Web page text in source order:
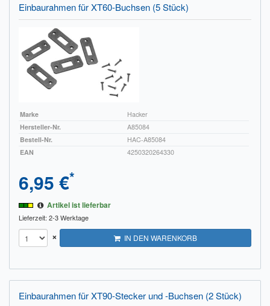
Einbaurahmen für XT60-Buchsen (5 Stück)
Marke
Hacker
Hersteller-Nr.
A85084
Bestell-Nr.
HAC-A85084
EAN
4250320264330
6,95 €*
Artikel ist lieferbar
Lieferzeit: 2-3 Werktage
× IN DEN WARENKORB
Einbaurahmen für XT90-Stecker und -Buchsen (2 Stück)